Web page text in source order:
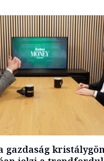
gazdaság